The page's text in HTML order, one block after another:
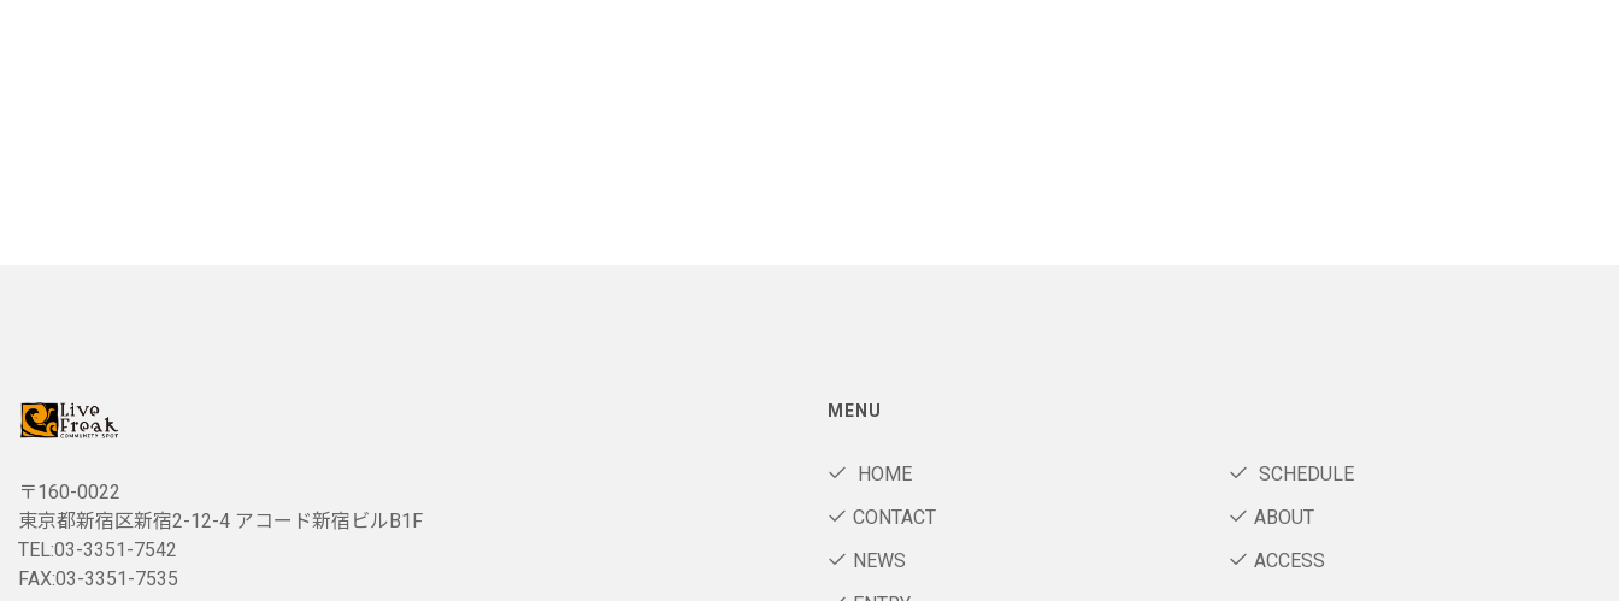
〒160-0022
東京都新宿区新宿2-12-4 アコード新宿ビルB1F
TEL:03-3351-7542
FAX:03-3351-7535
MENU
HOME
SCHEDULE
CONTACT
ABOUT
NEWS
ACCESS